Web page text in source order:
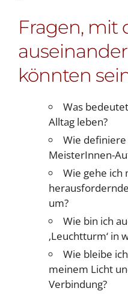
Fragen, mit
könnten
Was
Alltag leben?
Wie
MeisterInnen-
Wie gehe
um?
Wie bin ich
‚Leuchtturm‘ in
Wie bleibe
meinem Licht
Verbindung?